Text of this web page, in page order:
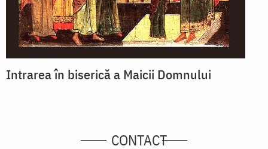
Intrarea în biserică a Maicii Domnului
CONTACT